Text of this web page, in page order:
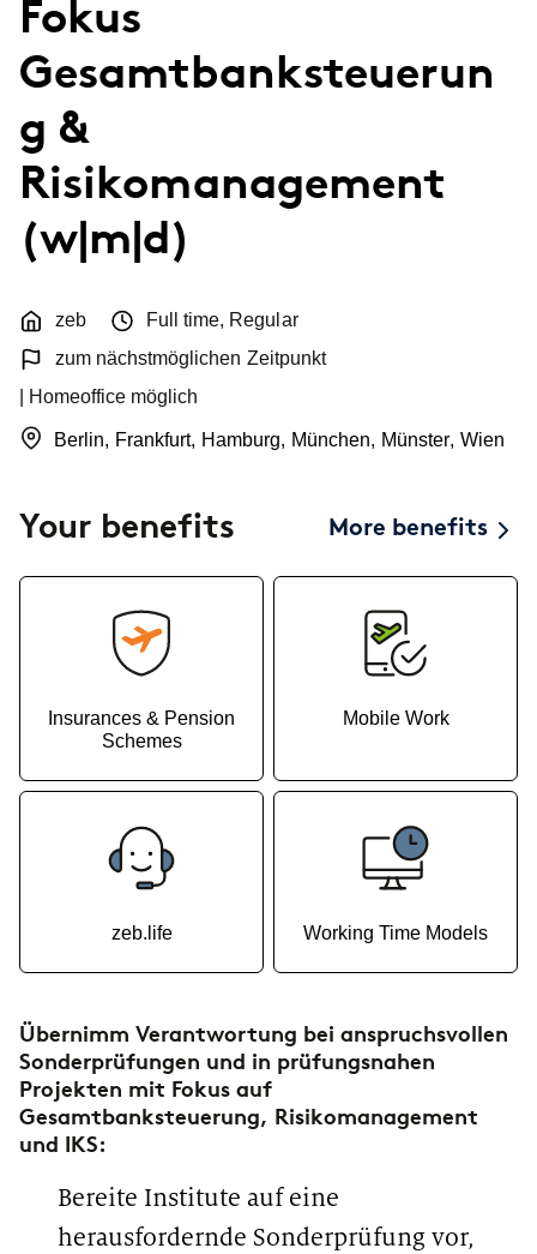
Application
Our application process
Benefits
Diversity
Sustainability
Networks & Programs
Female mentoring program
INTERVIEW
What is the day-to-day life of a
Fokus
Gesamtbanksteuerun
g &
Risikomanagement
(w|m|d)
zeb Full time, Regular
zum nächstmöglichen Zeitpunkt
| Homeoffice möglich
Berlin, Frankfurt, Hamburg, München, Münster, Wien
Your benefits More benefits
Insurances & Pension
Schemes
Mobile Work
zeb.life Working Time Models
Übernimm Verantwortung bei anspruchsvollen
Sonderprüfungen und in prüfungsnahen
Projekten mit Fokus auf
Gesamtbanksteuerung, Risikomanagement
und IKS:
Bereite Institute auf eine
herausfordernde Sonderprüfung vor,